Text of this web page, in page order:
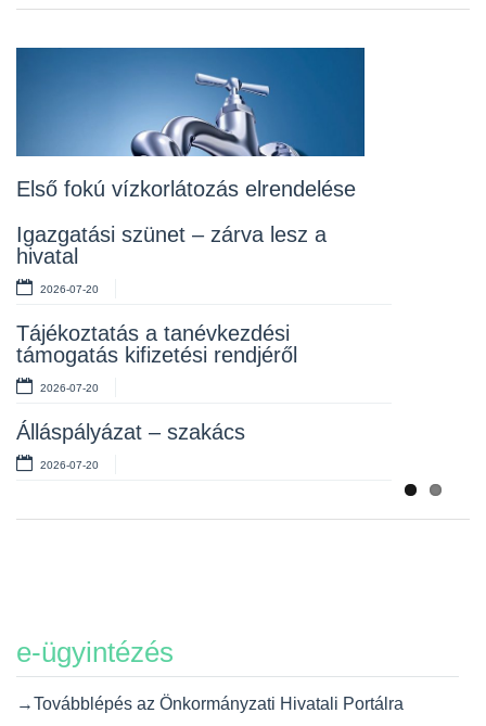
Első fokú vízkorlátozás elrendelése
Igazgatási szünet – zárva lesz a
hivatal
2026-07-20
Tájékoztatás a tanévkezdési
támogatás kifizetési rendjéről
2026-07-20
Álláspályázat – szakács
2026-07-20
Álláspályázat – konyhai kisegítő
Lakossági fórum az Erzsébet téri
2026-07-10
Rendelet kihirdetése
2026-07-10
Álláspályázat – takarító
2026-07-06
e-ügyintézés
→Továbblépés az Önkormányzati Hivatali Portálra